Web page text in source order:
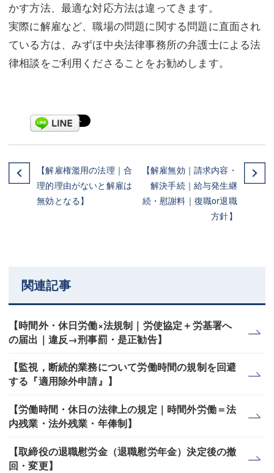
かす方法、最適な対応方法は違ってきます。
実際に解雇など、職場の問題に関する問題に直面され
ている方は、みずほ中央法律事務所の弁護士による法
律相談をご利用くださることをお勧めします。
【解雇権濫用の法理｜合
理的理由がないと解雇は
無効となる】
【解雇無効｜請求内容・
解決手続｜給与発生継
続・慰謝料｜復職or退職
方針】
関連記事
【時間外・休日労働×法規制｜労使協定＋労基署へ
の届出｜違反→刑事罰・是正勧告】
【監視，断続的業務について労働時間の規制を回避
する『適用除外申請』】
【労働時間・休日の法律上の規定｜時間外労働＝法
内残業・法外残業・年俸制】
【取締役の退職慰労金（退職慰労年金）決定後の撤
回・変更】